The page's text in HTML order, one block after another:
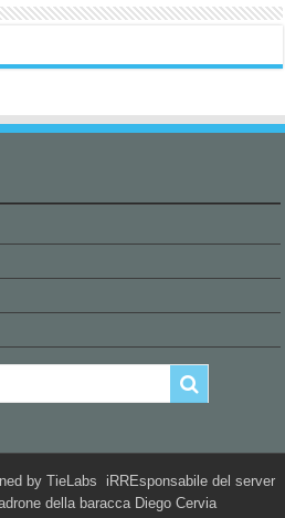
by TieLabs iRREsponsabile del server
della baracca Diego Cervia